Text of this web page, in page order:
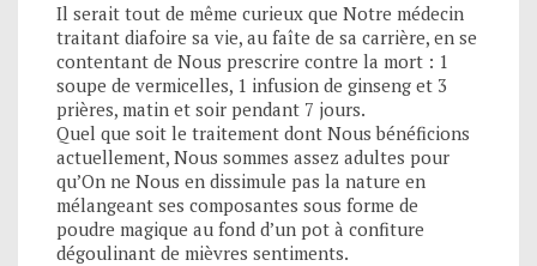
Il serait tout de même curieux que Notre médecin
traitant diafoire sa vie, au faîte de sa carrière, en se
contentant de Nous prescrire contre la mort : 1
soupe de vermicelles, 1 infusion de ginseng et 3
prières, matin et soir pendant 7 jours.
Quel que soit le traitement dont Nous bénéficions
actuellement, Nous sommes assez adultes pour
qu’On ne Nous en dissimule pas la nature en
mélangeant ses composantes sous forme de
poudre magique au fond d’un pot à confiture
dégoulinant de mièvres sentiments.